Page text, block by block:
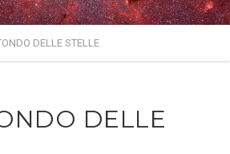
DELLE STELLE
DELLE